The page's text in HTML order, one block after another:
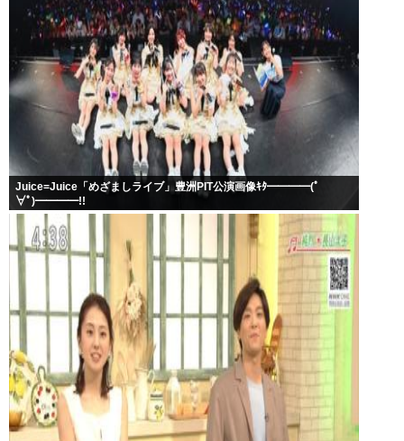
Juice=Juice「めざましライブ」豊洲PIT公演画像ｷﾀ━━━━(ﾟ
∀ﾟ)━━━━!!